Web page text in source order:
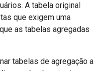
A tabela original
que exigem uma
as tabelas agregadas
tabelas de agregação a